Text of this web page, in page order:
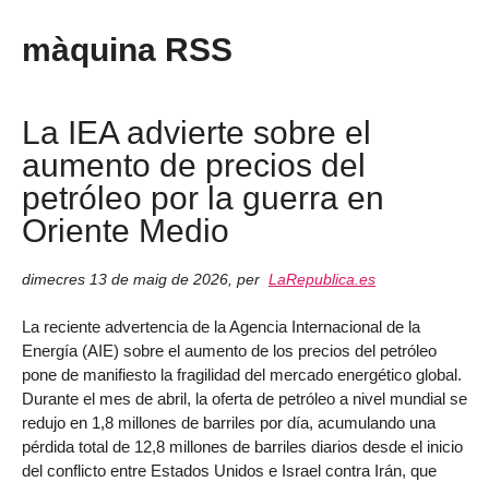
màquina RSS
La IEA advierte sobre el
aumento de precios del
petróleo por la guerra en
Oriente Medio
dimecres 13 de maig de 2026 per LaRepublica.es
La reciente advertencia de la Agencia Internacional de la
Energía (AIE) sobre el aumento de los precios del petróleo
pone de manifiesto la fragilidad del mercado energético global.
Durante el mes de abril, la oferta de petróleo a nivel mundial se
redujo en 1,8 millones de barriles por día, acumulando una
pérdida total de 12,8 millones de barriles diarios desde el inicio
del conflicto entre Estados Unidos e Israel contra Irán, que